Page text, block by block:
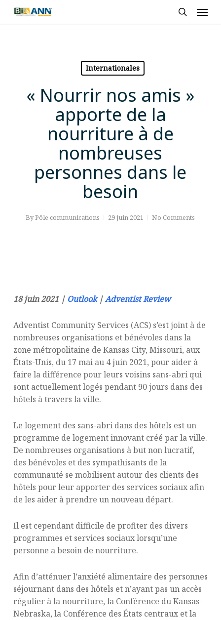
Skip
Internationales
« Nourrir nos amis »
apporte de la
nourriture à de
nombreuses
personnes dans le
besoin
ByPôle communications 29 juin 2021 No Comments
18 juin 2021 | Outlook|Adventist Review
Adventist Community Services (ACS) s’est joint à de
nombreuses organisations et bénévoles dans la
zone métropolitaine de Kansas City, Missouri, aux
États-Unis, du 17 mai au 4 juin 2021, pour aider à
faire la différence pour leurs voisins sans-abri qui
sont actuellement logés pendant 90 jours dans des
hôtels à travers la ville.
Le logement des sans-abri dans des hôtels est un
programme de logement innovant créé par la ville.
De nombreuses organisations à but non lucratif,
des bénévoles et des sympathisants de la
communauté se mobilisent autour des clients des
hôtels pour leur apporter des services sociaux afin
de les aider à prendre un nouveau départ.
Il est cependant difficile de profiter des divers
programmes et services sociaux lorsqu’une
personne a besoin de nourriture.
Afin d’atténuer l’anxiété alimentaire des personnes
séjournant dans des hôtels et n’ayant pas un accès
régulier à la nourriture, la Conférence du Kansas-
Nebraska, la Conférence des États centraux et la